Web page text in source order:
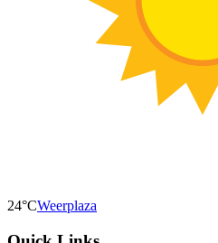
24°CWeerplaza